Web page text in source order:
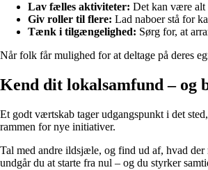
Lav fælles aktiviteter: Det kan være alt
Giv roller til flere: Lad naboer stå for
Tænk i tilgængelighed: Sørg for, at
Når folk får mulighed for at deltage på deres
Kend dit lokalsamfund – og
Et godt værtskab tager udgangspunkt i det
rammen for nye initiativer.
Tal med andre ildsjæle, og find ud af, hvad der
undgår du at starte fra nul – og du styrker